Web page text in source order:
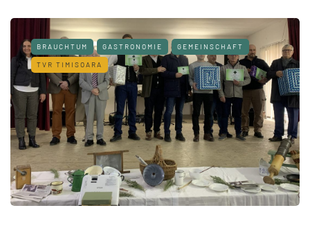
BRAUCHTUM GASTRONOMIE GEMEINSCHAFT
TVR TIMISOARA